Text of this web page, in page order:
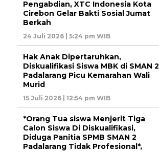
Pengabdian, XTC Indonesia Kota
Cirebon Gelar Bakti Sosial Jumat
Berkah
24 Juli 2026 | 5:24 pm WIB
Hak Anak Dipertaruhkan,
Diskualifikasi Siswa MBK di SMAN 2
Padalarang Picu Kemarahan Wali
Murid
15 Juli 2026 | 12:54 pm WIB
*Orang Tua siswa Menjerit Tiga
Calon Siswa Di Diskualifikasi,
Diduga Panitia SPMB SMAN 2
Padalarang Tidak Profesional*,